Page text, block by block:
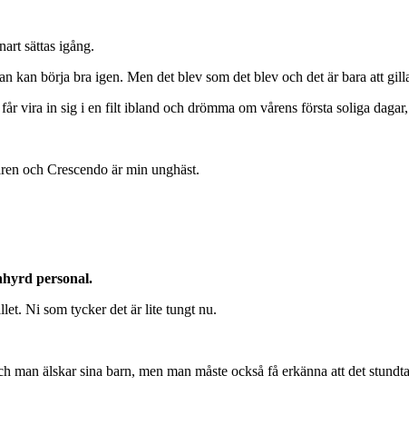
sättas igång.
kan börja bra igen. Men det blev som det blev och det är bara att
vira in sig i en filt ibland och drömma om vårens första soliga
och Crescendo är min unghäst.
personal.
Ni som tycker det är lite tungt nu.
man älskar sina barn, men man måste också få erkänna att det